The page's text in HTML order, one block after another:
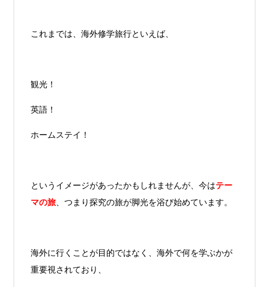
これまでは、海外修学旅行といえば、
観光！
英語！
ホームステイ！
というイメージがあったかもしれませんが、今はテー
マの旅 、つまり探究の旅が脚光を浴び始めています。
海外に行くことが目的ではなく、海外で何を学ぶかが
重要視されており、